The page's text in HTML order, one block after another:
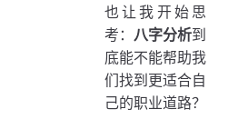
也让我开始思
考： 八字分析到
底能不能帮助我
们找到更适合自
己的职业道路？